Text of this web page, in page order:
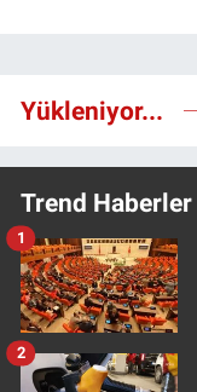
Yükleniyor...
Trend Haberler
1
2